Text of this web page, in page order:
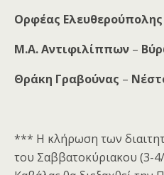
Ορφέας Ελευθερούπολης
Μ.Α. Αντιφιλίππων –
Θράκη Γραβούνας –
*** Η κλήρωση των
του Σαββατοκύριακου (3-